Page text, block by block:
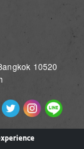
10520
ImageImageImage